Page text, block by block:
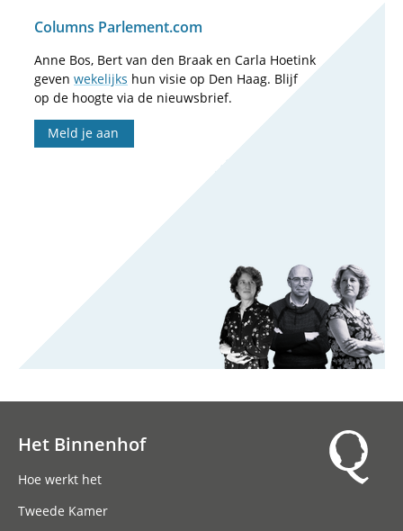
Columns Parlement.com
Anne Bos, Bert van den Braak en Carla Hoetink
geven wekelijks hun visie op Den Haag. Blijf
op de hoogte via de nieuwsbrief.
Meld je aan
Het Binnenhof
Hoe werkt het
Tweede Kamer